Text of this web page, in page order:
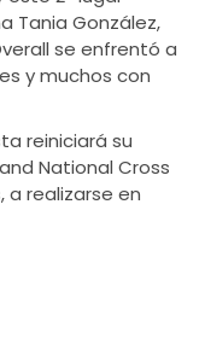
Tania González,
se enfrentó a
y muchos con
reiniciará su
National Cross
a realizarse en